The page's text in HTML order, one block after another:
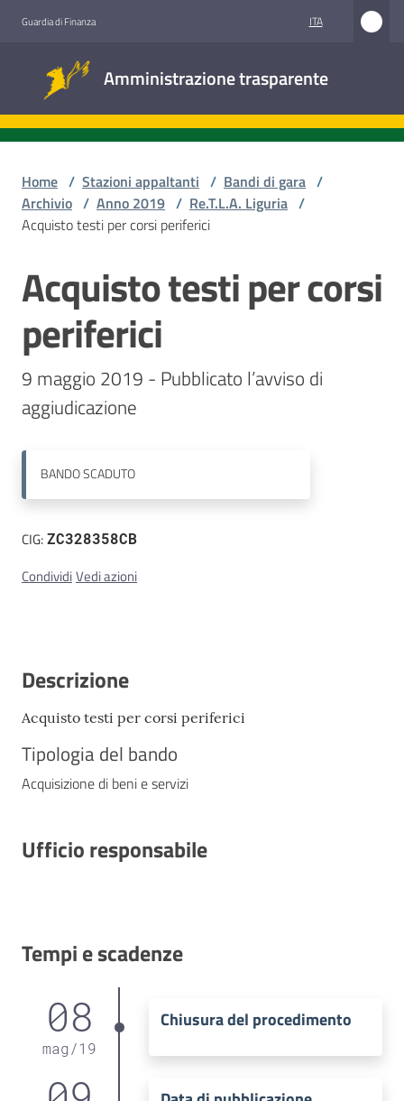
Guardia di Finanza ITA
Amministrazione trasparente
trasparente
Accesso
Stazioni
appaltanti
Contatti
Home / Stazioni appaltanti / Bandi di gara /
Archivio / Anno 2019 / Re.T.L.A. Liguria /
Acquisto testi per corsi periferici
Salta al contenuto
Acquisto testi per corsi
periferici
9 maggio 2019 - Pubblicato l’avviso di
aggiudicazione
BANDOSCADUTO
CIG:ZC328358CB
CondividiVedi azioni
Descrizione
Acquisto testi per corsi periferici
Tipologia del bando
Acquisizione di beni e servizi
Ufficio responsabile
Tempi e scadenze
08
mag /19
Chiusura del procedimento